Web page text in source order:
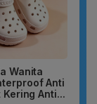
Wanita
Anti
Anti...